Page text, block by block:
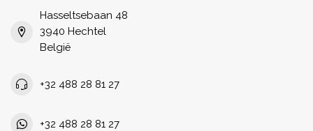
Hasseltsebaan 48
3940 Hechtel
België
+32 488 28 81 27
+32 488 28 81 27